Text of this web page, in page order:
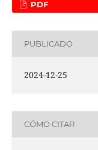
PDF
PUBLICADO
2024-12-25
CÓMO CITAR